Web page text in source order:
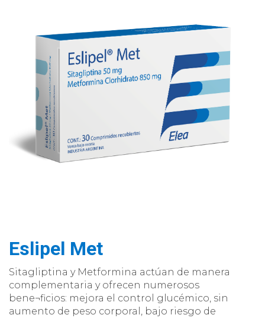
Eslipel Met
Sitagliptina y Metformina actúan de manera
complementaria y ofrecen numerosos
bene¬ficios: mejora el control glucémico, sin
aumento de peso corporal, bajo riesgo de